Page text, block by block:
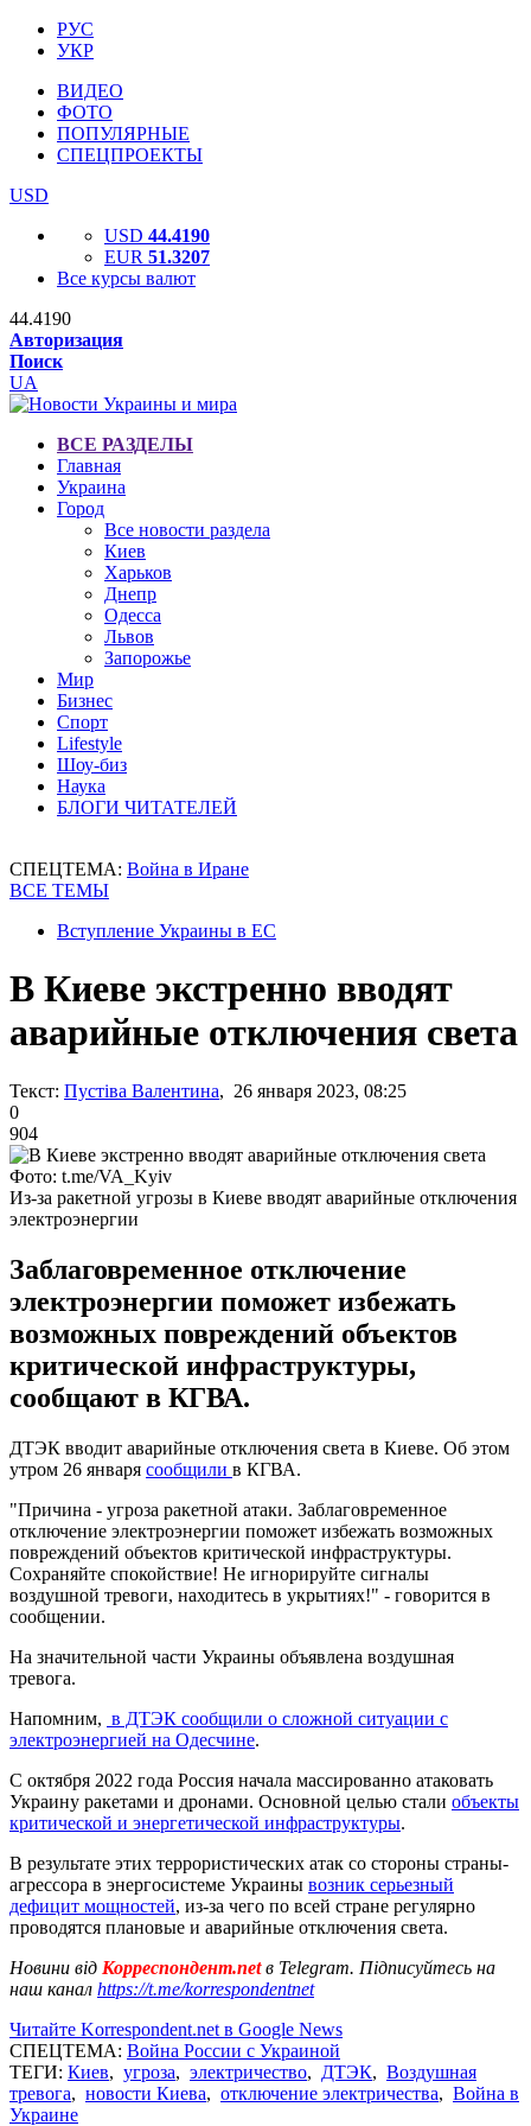
РУС
УКР
ВИДЕО
ФОТО
ПОПУЛЯРНЫЕ
СПЕЦПРОЕКТЫ
USD
USD 44.4190
EUR 51.3207
Все курсы валют
44.4190
Авторизация
Поиск
UA
ВСЕ РАЗДЕЛЫ
Главная
Украина
Город
Все новости раздела
Киев
Харьков
Днепр
Одесса
Львов
Запорожье
Мир
Бизнес
Спорт
Lifestyle
Шоу-биз
Наука
БЛОГИ ЧИТАТЕЛЕЙ
СПЕЦТЕМА: Война в Иране
ВСЕ ТЕМЫ
Вступление Украины в ЕС
В Киеве экстренно вводят
аварийные отключения света
Текст: Пустіва Валентина, 26 января 2023, 08:25
0
904
Фото: t.me/VA_Kyiv
Из-за ракетной угрозы в Киеве вводят аварийные отключения
электроэнергии
Заблаговременное отключение
электроэнергии поможет избежать
возможных повреждений объектов
критической инфраструктуры,
сообщают в КГВА.
ДТЭК вводит аварийные отключения света в Киеве. Об этом
утром 26 января сообщили в КГВА.
"Причина - угроза ракетной атаки. Заблаговременное
отключение электроэнергии поможет избежать возможных
повреждений объектов критической инфраструктуры.
Сохраняйте спокойствие! Не игнорируйте сигналы
воздушной тревоги, находитесь в укрытиях!" - говорится в
сообщении.
На значительной части Украины объявлена воздушная
тревога.
Напомним, в ДТЭК сообщили о сложной ситуации с
электроэнергией на Одесчине.
С октября 2022 года Россия начала массированно атаковать
Украину ракетами и дронами. Основной целью стали объекты
критической и энергетической инфраструктуры.
В результате этих террористических атак со стороны страны-
агрессора в энергосистеме Украины возник серьезный
дефицит мощностей, из-за чего по всей стране регулярно
проводятся плановые и аварийные отключения света.
Новини від Корреспондент.netв Telegram. Підписуйтесь на
наш канал https://t.me/korrespondentnet
Читайте Korrespondent.net в Google News
СПЕЦТЕМА: Война России с Украиной
ТЕГИ: Киев, угроза, электричество, ДТЭК, Воздушная
тревога, новости Киева, отключение электричества, Война в
Украине